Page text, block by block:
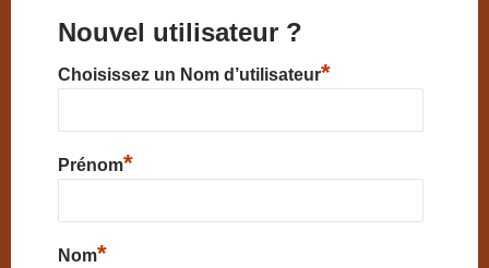
Nouvel utilisateur ?
Choisissez un Nom d’utilisateur*
Prénom*
Nom*